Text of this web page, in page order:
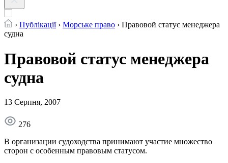
› Публікації› Морське право › Правовой статус менеджера
судна
Правовой статус менеджера
судна
13 Серпня, 2007
276
В организации судоходства принимают участие множество
сторон с особенным правовым статусом.